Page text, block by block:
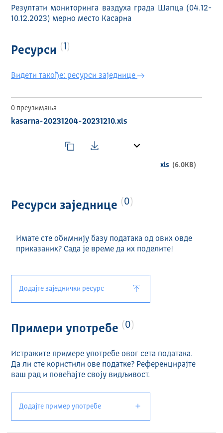
Резултати мониторинга ваздуха града Шапца (04.12-
10.12.2023) мерно место Касарна
Ресурси 1
Видети такође: ресурси заједнице
0 преузимања
kasarna-20231204-20231210.xls
xls (6.0KB)
Ресурси заједнице 0
Имате сте обимнију базу података од ових овде
приказаних? Сада је време да их поделите!
Додајте заједнички ресурс
Примери употребе 0
Истражите примере употребе овог сета података.
Да ли сте користили ове податке? Референцирајте
ваш рад и повећајте своју видљивост.
Додајте пример употребе